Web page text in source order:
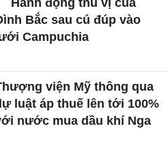
Bắc sau cú đúp vào
Campuchia
viện Mỹ thông qua
luật áp thuế lên tới 100%
nước mua dầu khí Nga